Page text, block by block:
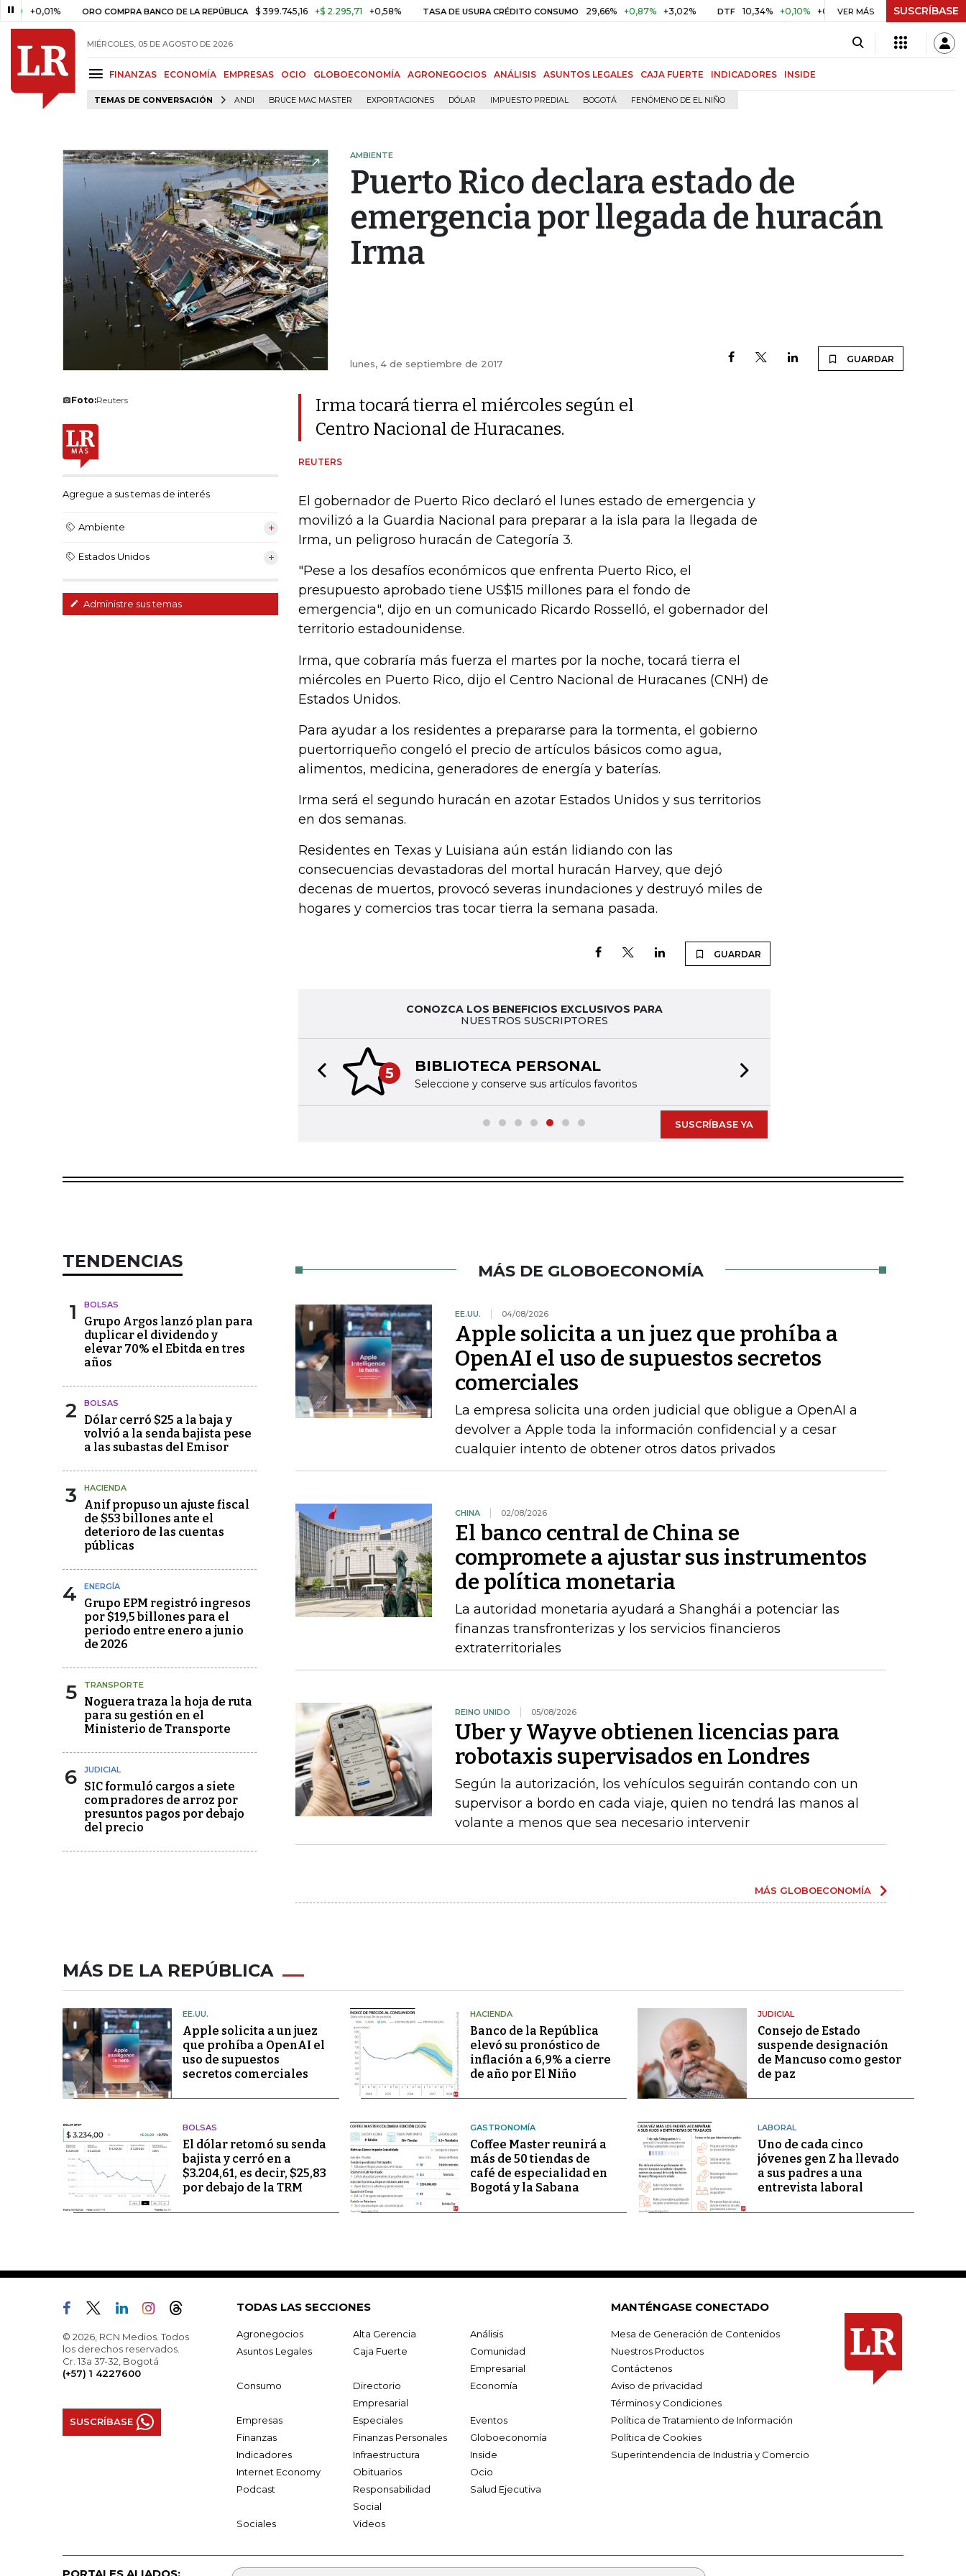
ORO COMPRA BANCO DE LA REPÚBLICA $ 399.745,16 +$ 2.295,71 +0,58% TASA DE USURA CRÉDITO CONSUMO 29,66% +0,87% +3,02% DTF 10,34% +0,10% +0,98% UVR $ 416,81 +$ 0,05
VER MÁS SUSCRÍBASE
MIÉRCOLES, 05 DE AGOSTO DE 2026
FINANZAS ECONOMÍA EMPRESAS OCIO GLOBOECONOMÍA AGRONEGOCIOS ANÁLISIS ASUNTOS LEGALES CAJA FUERTE INDICADORES INSIDE
TEMAS DE CONVERSACIÓN ANDI BRUCE MAC MASTER EXPORTACIONES DÓLAR IMPUESTO PREDIAL BOGOTÁ FENÓMENO DE EL NIÑO
AMBIENTE
Puerto Rico declara estado de
emergencia por llegada de huracán
Irma
lunes, 4 de septiembre de 2017 GUARDAR
Foto:Reuters
Agregue a sus temas de interés
Ambiente
Estados Unidos
Administre sus temas
Irma tocará tierra el miércoles según el
Centro Nacional de Huracanes.
REUTERS
El gobernador de Puerto Rico declaró el lunes estado de emergencia y
movilizó a la Guardia Nacional para preparar a la isla para la llegada de
Irma, un peligroso huracán de Categoría 3.
"Pese a los desafíos económicos que enfrenta Puerto Rico, el
presupuesto aprobado tiene US$15 millones para el fondo de
emergencia", dijo en un comunicado Ricardo Rosselló, el gobernador del
territorio estadounidense.
Irma, que cobraría más fuerza el martes por la noche, tocará tierra el
miércoles en Puerto Rico, dijo el Centro Nacional de Huracanes (CNH) de
Estados Unidos.
Para ayudar a los residentes a prepararse para la tormenta, el gobierno
puertorriqueño congeló el precio de artículos básicos como agua,
alimentos, medicina, generadores de energía y baterías.
Irma será el segundo huracán en azotar Estados Unidos y sus territorios
en dos semanas.
Residentes en Texas y Luisiana aún están lidiando con las
consecuencias devastadoras del mortal huracán Harvey, que dejó
decenas de muertos, provocó severas inundaciones y destruyó miles de
hogares y comercios tras tocar tierra la semana pasada.
GUARDAR
CONOZCA LOS BENEFICIOS EXCLUSIVOS PARA
NUESTROS SUSCRIPTORES
5 BIBLIOTECA PERSONAL
Seleccione y conserve sus artículos favoritos
Previous slide
SUSCRÍBASE YA
TENDENCIAS
1 BOLSAS
Grupo Argos lanzó plan para
duplicar el dividendo y
elevar 70% el Ebitda en tres
años
2 BOLSAS
Dólar cerró $25 a la baja y
volvió a la senda bajista pese
a las subastas del Emisor
3 HACIENDA
Anif propuso un ajuste fiscal
de $53 billones ante el
deterioro de las cuentas
públicas
4 ENERGÍA
Grupo EPM registró ingresos
por $19,5 billones para el
periodo entre enero a junio
de 2026
5 TRANSPORTE
Noguera traza la hoja de ruta
para su gestión en el
Ministerio de Transporte
6 JUDICIAL
SIC formuló cargos a siete
compradores de arroz por
presuntos pagos por debajo
del precio
MÁS DE GLOBOECONOMÍA
EE.UU. 04/08/2026
Apple solicita a un juez que prohíba a
OpenAI el uso de supuestos secretos
comerciales
La empresa solicita una orden judicial que obligue a OpenAI a
devolver a Apple toda la información confidencial y a cesar
cualquier intento de obtener otros datos privados
CHINA 02/08/2026
El banco central de China se
compromete a ajustar sus instrumentos
de política monetaria
La autoridad monetaria ayudará a Shanghái a potenciar las
finanzas transfronterizas y los servicios financieros
extraterritoriales
REINO UNIDO 05/08/2026
Uber y Wayve obtienen licencias para
robotaxis supervisados ​​en Londres
Según la autorización, los vehículos seguirán contando con un
supervisor a bordo en cada viaje, quien no tendrá las manos al
volante a menos que sea necesario intervenir
MÁS GLOBOECONOMÍA
MÁS DE LA REPÚBLICA
EE.UU.
Apple solicita a un juez
que prohíba a OpenAI el
uso de supuestos
secretos comerciales
HACIENDA
Banco de la República
elevó su pronóstico de
inflación a 6,9% a cierre
de año por El Niño
JUDICIAL
Consejo de Estado
suspende designación
de Mancuso como gestor
de paz
BOLSAS
El dólar retomó su senda
bajista y cerró en a
$3.204,61, es decir, $25,83
por debajo de la TRM
GASTRONOMÍA
Coffee Master reunirá a
más de 50 tiendas de
café de especialidad en
Bogotá y la Sabana
LABORAL
Uno de cada cinco
jóvenes gen Z ha llevado
a sus padres a una
entrevista laboral
© 2026, RCN Medios. Todos
los derechos reservados.
Cr. 13a 37-32, Bogotá
(+57) 1 4227600
SUSCRÍBASE
TODAS LAS SECCIONES
Agronegocios Alta Gerencia
Análisis
Asuntos Legales
Caja Fuerte
Comunidad
Empresarial
Consumo
Directorio
Empresarial
Economía
Empresas Especiales
Eventos
Finanzas
Finanzas Personales
Globoeconomía
Indicadores
Infraestructura
Inside
Internet Economy
Obituarios
Ocio
Podcast
Responsabilidad
Social
Salud Ejecutiva
Sociales Videos
MANTÉNGASE CONECTADO
Mesa de Generación de Contenidos
Nuestros Productos
Contáctenos
Aviso de privacidad
Términos y Condiciones
Política de Tratamiento de Información
Política de Cookies
Superintendencia de Industria y Comercio